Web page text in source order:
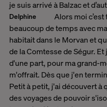
je suis arrivé à Balzac et
Delphine Alors moi
beaucoup de temps avec
habitait dans le Morvan et
de la Comtesse de Ségur.
d'une part, pour ma grand-
m'offrait. Dès que j'en
Petit à petit, j'ai découvert à
des voyages de pouvoir